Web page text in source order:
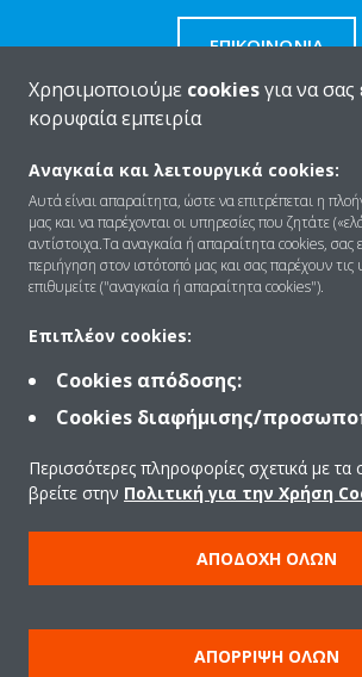
ΕΠΙΚΟΙΝΩΝΊΑ
Ποιοι είμαστε
Λύσεις
Επικοινωνία
Προϊόντα
Copyright © Daikin
Ανακοίνωση νομικού περιεχομένου
Πολιτική Προστασίας Δεδομένων
Data Act
Χρησιμοποιούμε cookiesγια να
κορυφαία εμπειρία
Αναγκαία και λειτουργικά cookies:
Αυτά είναι απαραίτητα, ώστε να επιτρέπεται η
μας και να παρέχονται οι υπηρεσίες που ζητάτε
αντίστοιχα.Τα αναγκαία ή απαραίτητα cookies, σας
περιήγηση στον ιστότοπό μας και σας παρέχουν τις
επιθυμείτε ("αναγκαία ή απαραίτητα cookies").
Επιπλέον cookies:
Cookies απόδοσης:
Cookies διαφήμισης/
Περισσότερες πληροφορίες σχετικά με
βρείτε στην Πολιτική για την Χρήση
ΑΠΟΔΟΧΉ ΌΛΩΝ
ΑΠΌΡΡΙΨΗ ΌΛΩΝ